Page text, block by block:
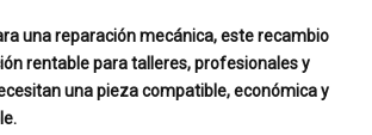
una reparación mecánica, este recambio
rentable para talleres, profesionales y
una pieza compatible, económica y